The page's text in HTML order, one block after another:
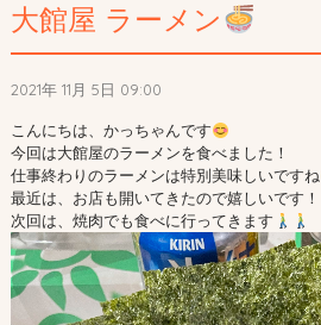
大館屋 ラーメン
2021年 11月 5日 09:00
こんにちは、かっちゃんです
今回は大館屋のラーメンを食べました！
仕事終わりのラーメンは特別美味しいですね
最近は、お店も開いてきたので嬉しいです！
次回は、焼肉でも食べに行ってきます